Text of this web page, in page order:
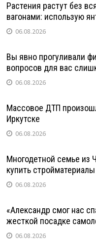
Растения растут без
вагонами: использую
06.08.2026
Вы явно прогуливали
вопросов для вас
06.08.2026
Массовое ДТП
Иркутске
06.08.2026
Многодетной семье из
купить
06.08.2026
«Александр смог нас
жесткой посадке
06.08.2026